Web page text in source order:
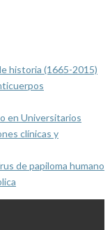
historia (1665-2015)
en Universitarios
clínicas y
de papiloma humano